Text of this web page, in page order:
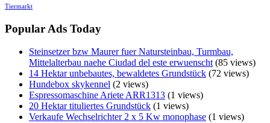
Tiermarkt
Popular Ads Today
Steinsetzer bzw Maurer fuer Natursteinbau, Turmbau,
Mittelalterbau naehe Ciudad del este erwuenscht (85 views)
14 Hektar unbebautes, bewaldetes Grundstück (72 views)
Hundebox skykennel (2 views)
Espressomaschine Ariete ARR1313 (1 views)
20 Hektar tituliertes Grundstück (1 views)
Verkaufe Wechselrichter 2 x 5 Kw monophase (1 views)